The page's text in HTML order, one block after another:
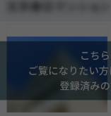
会員限定